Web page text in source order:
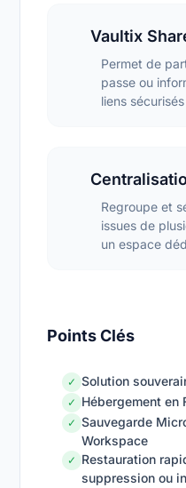
Vaultix
Permet de
passe ou
liens
Regroupe et
issues de
un espace
Points Clés
✓ Solution
✓ Hébergement en
✓ Sauvegarde
Workspace
✓ Restauration
suppression ou